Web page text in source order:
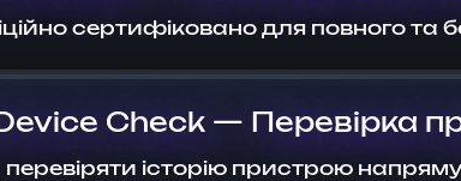
сертифіковано для повного та
Check — Перевірка
історію пристрою